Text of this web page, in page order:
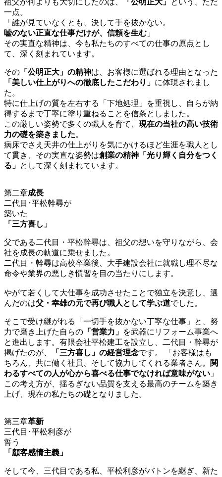
一点。
「誰が見ていなくとも、決して手を抜かない。
嘘のない正直な仕事だけが、信頼を生む 」
その実直な精神は、今も私たちのすべての仕事の原点とし
て、深く刻まれています。
その 「公明正大」の精神は、お客様に選ばれる理由となった
「美しい仕上がりへの徹底したこだわり」 に体現されまし
た。
特に仕上げの質を左右する「下地処理」を重視し、自らが納
得するまで丁寧に塗り重ねることを信条としました。
この厳しい姿勢で多くの職人を育て、 現在の当社の高い技術
力の礎を築きました。
病床でさえ天井の仕上がりを気にかけるほど生涯を職人とし
て貫き、その実直な姿勢は創業の精神「光り輝く自分をつく
る」 として深く刻まれています。
第二章成長
二代目･平松幹尋が
築いた
「三方喜し」
父である二代目・平松幹尋は、祖父の想いを守りながら、会
社を成長の軌道に乗せました。
二代目・幹尋は高校卒業後、大手建設会社に就職し理不尽な
命令や業界の悪しき慣習を目の当たりにします。
やがて若くして大仕事を成功させたことで独立を決意し、選
んだのは父・幸雄の元で再び職人として学ぶ道でした。
そこで受け継がれる「一切手を抜かない丁寧な仕事」と、努
力で磨き上げた自らの 「営業力」 を武器にリフォーム事業へ
と進出します。有限会社平松建工を設立し、二代目・幹尋が
掲げたのが、
「三方喜し」の経営理念です。 「お客様はも
ちろん、共に働く社員、そして協力してくれる業者さん。
関
わるすべての人が心から喜べる仕事でなければ意味がない 」
この考え方が、揺るぎない品質を支える最高のチームを築き
上げ、現在の私たちの礎となりました。
第三章革新
三代目･平松利彦が
誓う
「顧客感情主義」
そして今、三代目である私、平松利彦がバトンを継ぎ、新た